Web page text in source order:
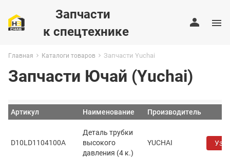
Запчасти
к спецтехнике
Главная Каталоги товаров Запчасти Yuchai
Запчасти Ючай (Yuchai)
Артикул Наименование Производитель
D10LD1104100A
Деталь трубки
высокого
давления (4 к.)
YUCHAI